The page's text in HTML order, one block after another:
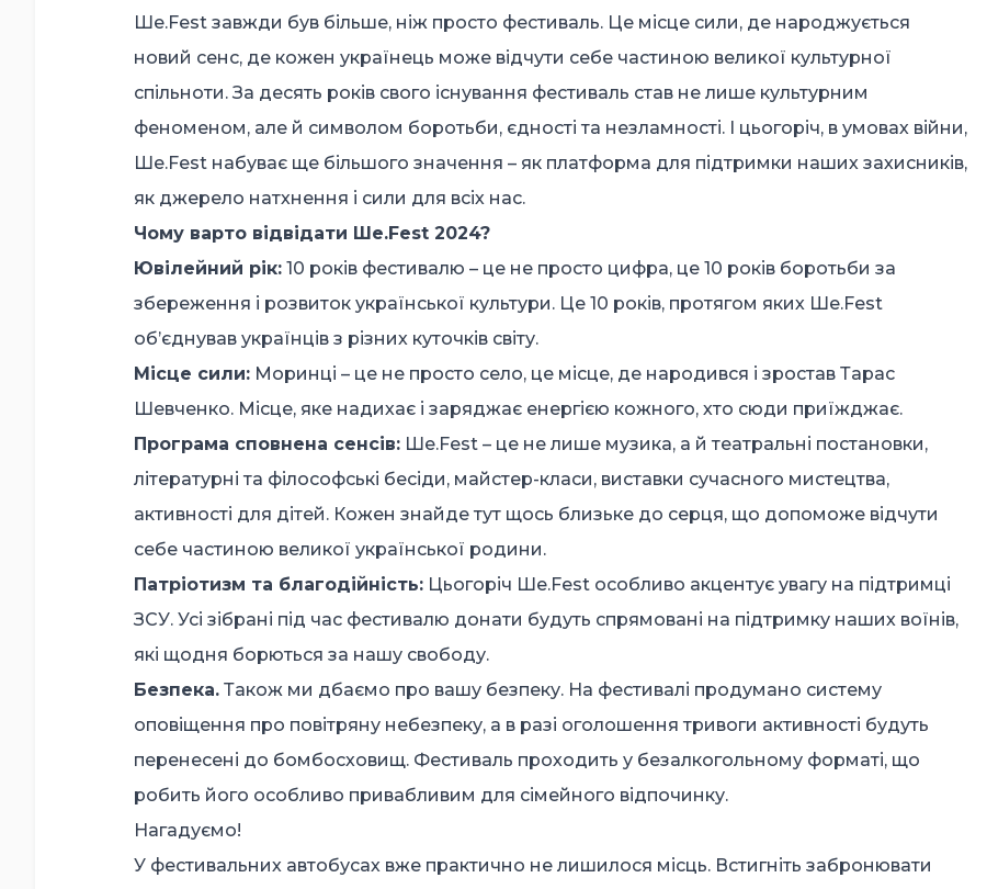
Ше.Fest завжди був більше, ніж просто фестиваль. Це місце сили, де народжується
новий сенс, де кожен українець може відчути себе частиною великої культурної
спільноти. За десять років свого існування фестиваль став не лише культурним
феноменом, але й символом боротьби, єдності та незламності. І цьогоріч, в умовах війни,
Ше.Fest набуває ще більшого значення – як платформа для підтримки наших захисників,
як джерело натхнення і сили для всіх нас.
Чому варто відвідати Ше.Fest 2024?
Ювілейний рік: 10 років фестивалю – це не просто цифра, це 10 років боротьби за
збереження і розвиток української культури. Це 10 років, протягом яких Ше.Fest
об’єднував українців з різних куточків світу.
Місце сили: Моринці – це не просто село, це місце, де народився і зростав Тарас
Шевченко. Місце, яке надихає і заряджає енергією кожного, хто сюди приїжджає.
Програма сповнена сенсів: Ше.Fest – це не лише музика, а й театральні постановки,
літературні та філософські бесіди, майстер-класи, виставки сучасного мистецтва,
активності для дітей. Кожен знайде тут щось близьке до серця, що допоможе відчути
себе частиною великої української родини.
Патріотизм та благодійність: Цьогоріч Ше.Fest особливо акцентує увагу на підтримці
ЗСУ. Усі зібрані під час фестивалю донати будуть спрямовані на підтримку наших воїнів,
які щодня борються за нашу свободу.
Безпека. Також ми дбаємо про вашу безпеку. На фестивалі продумано систему
оповіщення про повітряну небезпеку, а в разі оголошення тривоги активності будуть
перенесені до бомбосховищ. Фестиваль проходить у безалкогольному форматі, що
робить його особливо привабливим для сімейного відпочинку.
Нагадуємо!
У фестивальних автобусах вже практично не лишилося місць. Встигніть забронювати